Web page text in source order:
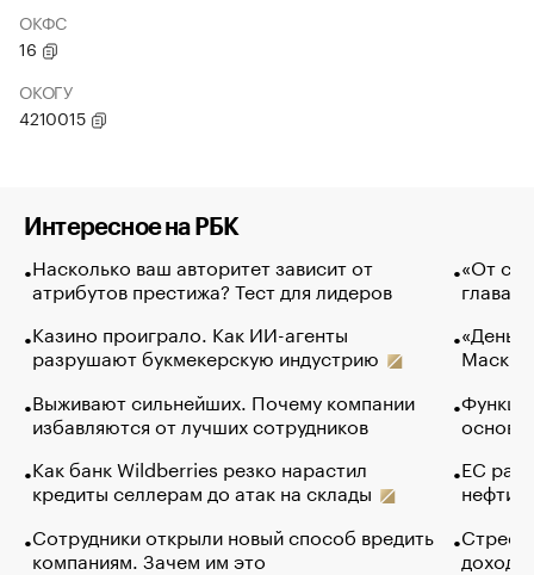
ОКФС
16
ОКОГУ
4210015
Интересное на РБК
Насколько ваш авторитет зависит от
атрибутов престижа? Тест для лидеров
Казино проиграло. Как ИИ-агенты
разрушают букмекерскую индустрию
Выживают сильнейших. Почему компании
избавляются от лучших сотрудников
Как банк Wildberries резко нарастил
кредиты селлерам до атак на склады
Сотрудники открыли новый способ вредить
компаниям. Зачем им это
«От
глава
Маск в
основ
ЕС
нефти